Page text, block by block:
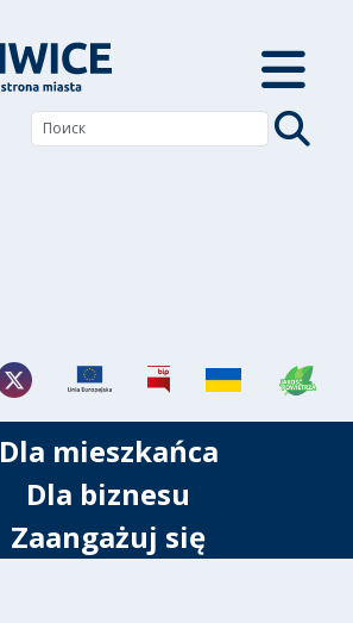
Dla mieszkańca
Dla biznesu
Zaangażuj się